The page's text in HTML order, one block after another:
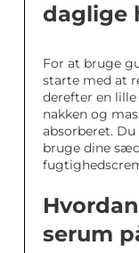
daglige
For at bruge
starte med at
derefter en
nakken og
absorberet.
bruge dine
serum